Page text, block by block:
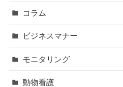
コラム
ビジネスマナー
モニタリング
動物看護